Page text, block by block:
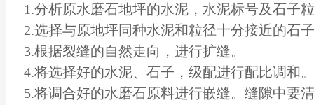
1.分析原水磨石地坪的水泥，水泥标号及石子
2.选择与原地坪同种水泥和粒径十分接近的石
3.根据裂缝的自然走向，进行扩缝。
4.将选择好的水泥、石子，级配进行配比调和。
5.将调合好的水磨石原料进行嵌缝。缝隙中要